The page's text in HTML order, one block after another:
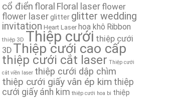
Thiệp Cưới TA259A
Thiệp Cưới TA092
Thiệp Cưới TA127
Thiệp Cưới TA177
cổ điển floral Floral laser flower
flower laserglitter glitter wedding
invitation Heart Laser hoa khô Ribbon
thiệp 3D Thiệp cưới thiệp cưới
3D Thiệp cưới cao cấp
thiệp cưới cắt laser Thiệp cưới
cắt viền laser thiệp cưới dập chìm
thiệp cưới giấy vân ép kim thiệp
cưới giấy ánh kim thiệp cưới hoa bi thiệp